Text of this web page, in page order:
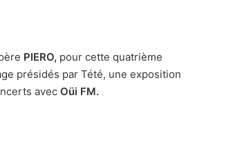
PIERO, pour cette quatrième
présidés par Tété, une exposition
avec Oüi FM.